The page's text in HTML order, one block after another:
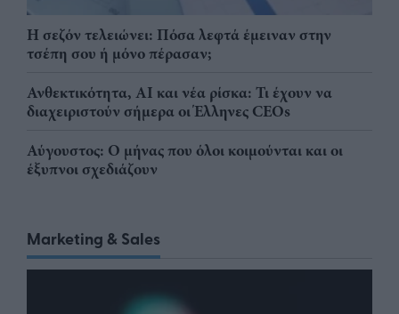
Η σεζόν τελειώνει: Πόσα λεφτά έμειναν στην
τσέπη σου ή μόνο πέρασαν;
Ανθεκτικότητα, AI και νέα ρίσκα: Τι έχουν να
διαχειριστούν σήμερα οι Έλληνες CEOs
Αύγουστος: Ο μήνας που όλοι κοιμούνται και οι
έξυπνοι σχεδιάζουν
Marketing & Sales